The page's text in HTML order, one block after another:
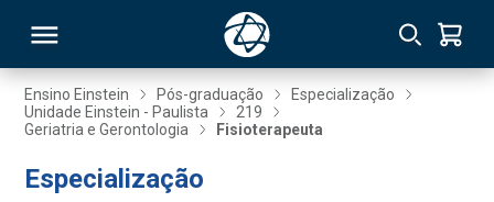
Ensino Einstein Pós-graduação
Especialização
Unidade Einstein - Paulista
219
Geriatria e Gerontologia
Fisioterapeuta
Especialização